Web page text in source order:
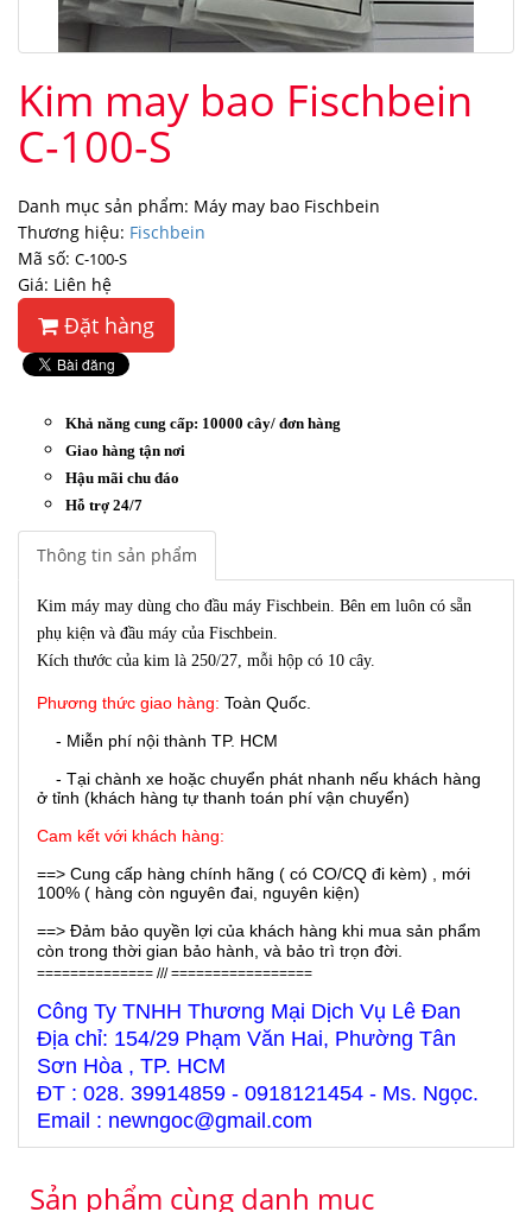
Kim may bao Fischbein
C-100-S
Danh mục sản phẩm: Máy may bao Fischbein
Thương hiệu: Fischbein
Mã số: C-100-S
Giá: Liên hệ
Đặt hàng
Khả năng cung cấp: 10000 cây/ đơn hàng
Giao hàng tận nơi
Hậu mãi chu đáo
Hỗ trợ 24/7
Thông tin sản phẩm
Kim máy may dùng cho đầu máy Fischbein. Bên em luôn có sẵn
phụ kiện và đầu máy của Fischbein.
Kích thước của kim là 250/27, mỗi hộp có 10 cây.
Phương thức giao hàng: Toàn Quốc.
- Miễn phí nội thành TP. HCM
- Tại chành xe hoặc chuyển phát nhanh nếu khách hàng
ở tỉnh (khách hàng tự thanh toán phí vận chuyển)
Cam kết với khách hàng:
==> Cung cấp hàng chính hãng ( có CO/CQ đi kèm) , mới
100% ( hàng còn nguyên đai, nguyên kiện)
==> Đảm bảo quyền lợi của khách hàng khi mua sản phẩm
còn trong thời gian bảo hành, và bảo trì trọn đời.
============== /// =================
Công Ty TNHH Thương Mại Dịch Vụ Lê Đan
Địa chỉ: 154/29 Phạm Văn Hai, Phường Tân
Sơn Hòa , TP. HCM
ĐT : 028. 39914859 - 0918121454 - Ms. Ngọc.
Email : newngoc@gmail.com
Sản phẩm cùng danh mục